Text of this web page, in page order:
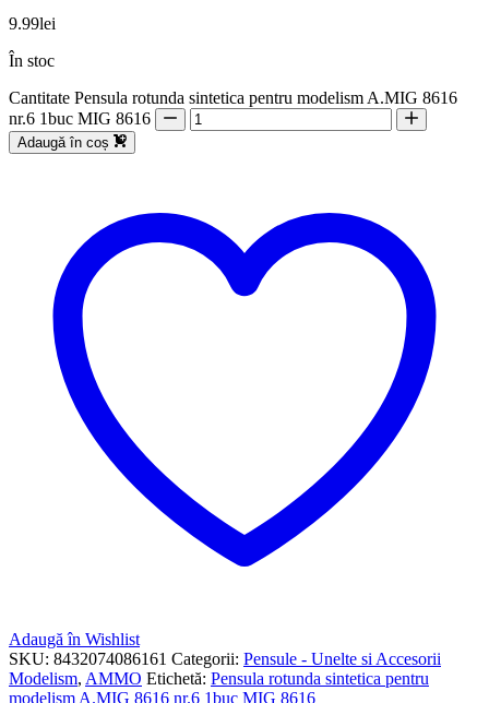
9.99lei
În stoc
Cantitate Pensula rotunda sintetica pentru modelism A.MIG 8616
nr.6 1buc MIG 8616
Adaugă în coș
Adaugă în Wishlist
SKU: 8432074086161 Categorii: Pensule - Unelte si Accesorii
Modelism, AMMO Etichetă: Pensula rotunda sintetica pentru
modelism A.MIG 8616 nr.6 1buc MIG 8616